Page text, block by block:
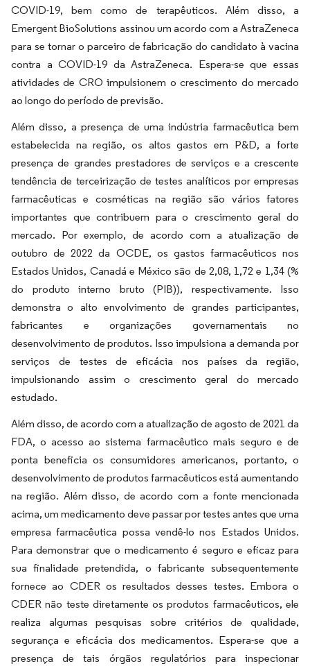
COVID-19, bem como de terapêuticos. Além disso, a
Emergent BioSolutions assinou um acordo com a AstraZeneca
para se tornar o parceiro de fabricação do candidato à vacina
contra a COVID-19 da AstraZeneca. Espera-se que essas
atividades de CRO impulsionem o crescimento do mercado
ao longo do período de previsão.
Além disso, a presença de uma indústria farmacêutica bem
estabelecida na região, os altos gastos em P&D, a forte
presença de grandes prestadores de serviços e a crescente
tendência de terceirização de testes analíticos por empresas
farmacêuticas e cosméticas na região são vários fatores
importantes que contribuem para o crescimento geral do
mercado. Por exemplo, de acordo com a atualização de
outubro de 2022 da OCDE, os gastos farmacêuticos nos
Estados Unidos, Canadá e México são de 2,08, 1,72 e 1,34 (%
do produto interno bruto (PIB)), respectivamente. Isso
demonstra o alto envolvimento de grandes participantes,
fabricantes e organizações governamentais no
desenvolvimento de produtos. Isso impulsiona a demanda por
serviços de testes de eficácia nos países da região,
impulsionando assim o crescimento geral do mercado
estudado.
Além disso, de acordo com a atualização de agosto de 2021 da
FDA, o acesso ao sistema farmacêutico mais seguro e de
ponta beneficia os consumidores americanos, portanto, o
desenvolvimento de produtos farmacêuticos está aumentando
na região. Além disso, de acordo com a fonte mencionada
acima, um medicamento deve passar por testes antes que uma
empresa farmacêutica possa vendê-lo nos Estados Unidos.
Para demonstrar que o medicamento é seguro e eficaz para
sua finalidade pretendida, o fabricante subsequentemente
fornece ao CDER os resultados desses testes. Embora o
CDER não teste diretamente os produtos farmacêuticos, ele
realiza algumas pesquisas sobre critérios de qualidade,
segurança e eficácia dos medicamentos. Espera-se que a
presença de tais órgãos regulatórios para inspecionar